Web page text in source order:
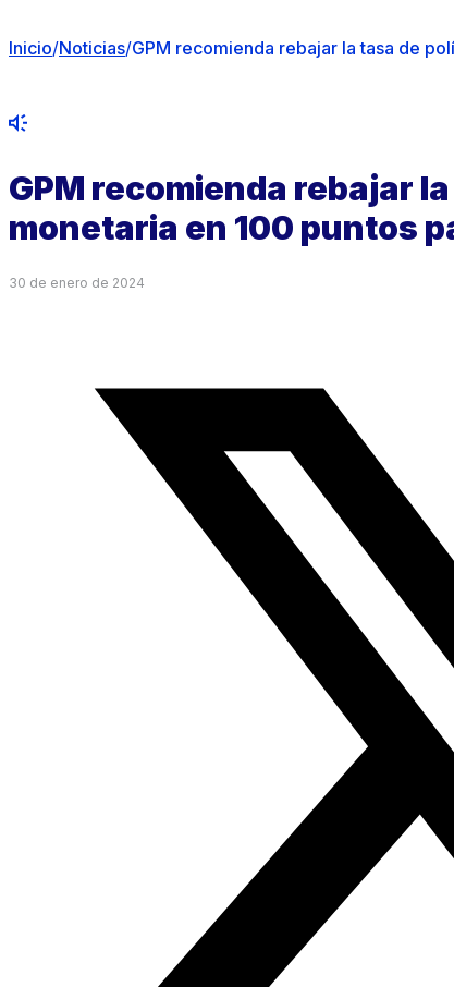
Inicio/Noticias/GPM recomienda rebajar la tasa de
GPM recomienda rebajar
monetaria en 100 puntos
30 de enero de 2024